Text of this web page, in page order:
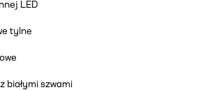
LED
tylne
białymi szwami